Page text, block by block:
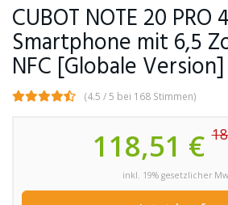
CUBOT NOTE 20 PRO
Smartphone mit 6,5
NFC [Globale
(4.5 / 5 bei 168 Stimmen)
118,51 €
inkl. 19% gesetzlicher